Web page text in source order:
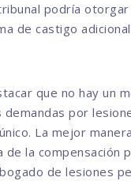
podría
de castigo
que no hay un
demandas por
La mejor
de la compensación
de lesiones